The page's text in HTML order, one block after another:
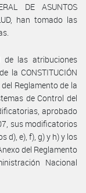
DE ASUNTOS
han tomado las
las atribuciones
la CONSTITUCIÓN
Reglamento de la
de Control del
aprobado
sus modificatorios
d), e), f), g) y h) y los
del Reglamento
Nacional